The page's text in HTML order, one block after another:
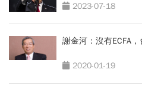
2023-07-18
謝金河：沒有ECFA
2020-01-19